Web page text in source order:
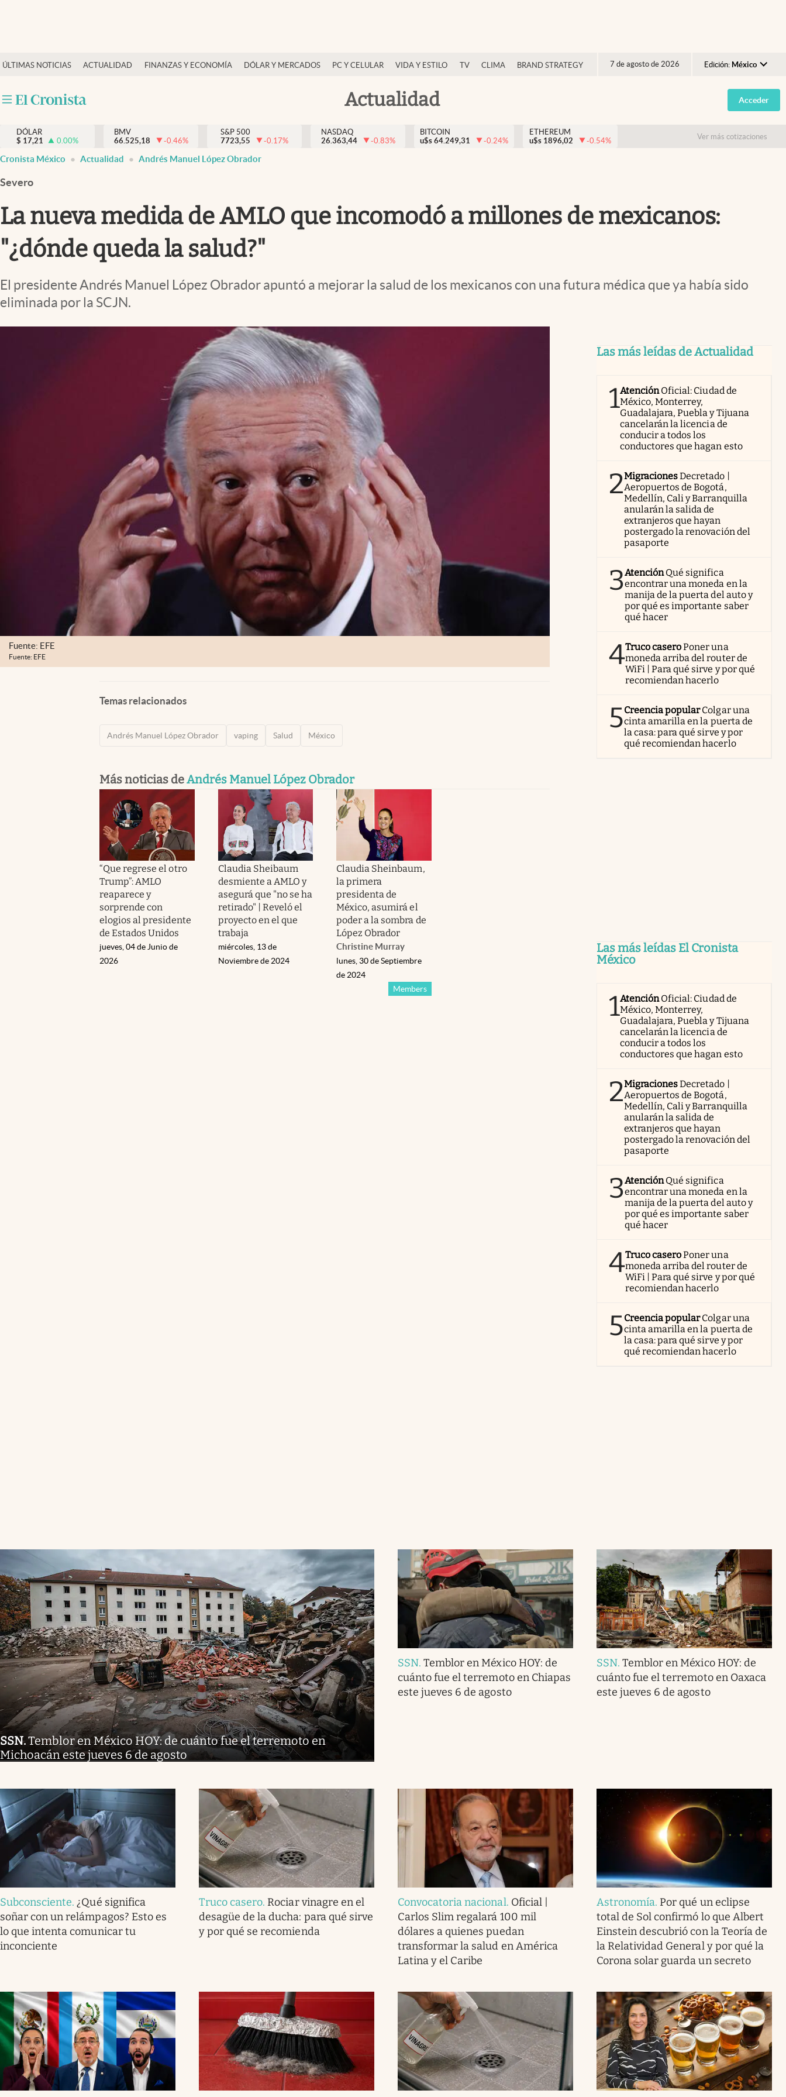
ÚLTIMAS NOTICIAS ACTUALIDAD FINANZAS Y ECONOMÍA DÓLAR Y MERCADOS PC Y CELULAR VIDA Y ESTILO TV CLIMA BRAND STRATEGY 7 de agosto de 2026 Edición: México
Argentina
España
USA
Actualidad
Actualidad
Internacionales
Opinión
Brand Strategy
Vida y estilo
Tv
Espiritualidad
Acceder
DÓLAR
$ 17,21 0.00%
BMV
66.525,18
-0.46%
S&P 500
7723,55
-0.17%
NASDAQ
26.363,44
-0.83%
BITCOIN
u$s 64.249,31 -0.24%
ETHEREUM
u$s 1896,02 -0.54% Ver más cotizaciones
Cronista México Actualidad Andrés Manuel López Obrador
Severo
La nueva medida de AMLO que incomodó a millones de mexicanos:
"¿dónde queda la salud?"
El presidente Andrés Manuel López Obrador apuntó a mejorar la salud de los mexicanos con una futura médica que ya había sido
eliminada por la SCJN.
Fuente: EFE
Fuente: EFE
Temas relacionados
Andrés Manuel López Obrador vaping Salud México
Más noticias deAndrés Manuel López Obrador
“Que regrese el otro
Trump”: AMLO
reaparece y
sorprende con
elogios al presidente
de Estados Unidos
jueves, 04 de Junio de
2026
Claudia Sheibaum
desmiente a AMLO y
asegurá que "no se ha
retirado" | Reveló el
proyecto en el que
trabaja
miércoles, 13 de
Noviembre de 2024
Claudia Sheinbaum,
la primera
presidenta de
México, asumirá el
poder a la sombra de
López Obrador
Christine Murray
Members
lunes, 30 de Septiembre
de 2024
Las más leídas de Actualidad
1AtenciónOficial: Ciudad de
México, Monterrey,
Guadalajara, Puebla y Tijuana
cancelarán la licencia de
conducir a todos los
conductores que hagan esto
2MigracionesDecretado |
Aeropuertos de Bogotá,
Medellín, Cali y Barranquilla
anularán la salida de
extranjeros que hayan
postergado la renovación del
pasaporte
3AtenciónQué significa
encontrar una moneda en la
manija de la puerta del auto y
por qué es importante saber
qué hacer
4Truco caseroPoner una
moneda arriba del router de
WiFi | Para qué sirve y por qué
recomiendan hacerlo
5Creencia popularColgar una
cinta amarilla en la puerta de
la casa: para qué sirve y por
qué recomiendan hacerlo
Las más leídas El Cronista
México
1AtenciónOficial: Ciudad de
México, Monterrey,
Guadalajara, Puebla y Tijuana
cancelarán la licencia de
conducir a todos los
conductores que hagan esto
2MigracionesDecretado |
Aeropuertos de Bogotá,
Medellín, Cali y Barranquilla
anularán la salida de
extranjeros que hayan
postergado la renovación del
pasaporte
3AtenciónQué significa
encontrar una moneda en la
manija de la puerta del auto y
por qué es importante saber
qué hacer
4Truco caseroPoner una
moneda arriba del router de
WiFi | Para qué sirve y por qué
recomiendan hacerlo
5Creencia popularColgar una
cinta amarilla en la puerta de
la casa: para qué sirve y por
qué recomiendan hacerlo
SSN.Temblor en México HOY: de cuánto fue el terremoto en
Michoacán este jueves 6 de agosto
SSN.Temblor en México HOY: de
cuánto fue el terremoto en Chiapas
este jueves 6 de agosto
SSN.Temblor en México HOY: de
cuánto fue el terremoto en Oaxaca
este jueves 6 de agosto
Subconsciente. ¿Qué significa
soñar con un relámpagos? Esto es
lo que intenta comunicar tu
inconciente
Truco casero. Rociar vinagre en el
desagüe de la ducha: para qué sirve
y por qué se recomienda
Convocatoria nacional. Oficial |
Carlos Slim regalará 100 mil
dólares a quienes puedan
transformar la salud en América
Latina y el Caribe
Astronomía. Por qué un eclipse
total de Sol confirmó lo que Albert
Einstein descubrió con la Teoría de
la Relatividad General y por qué la
Corona solar guarda un secreto